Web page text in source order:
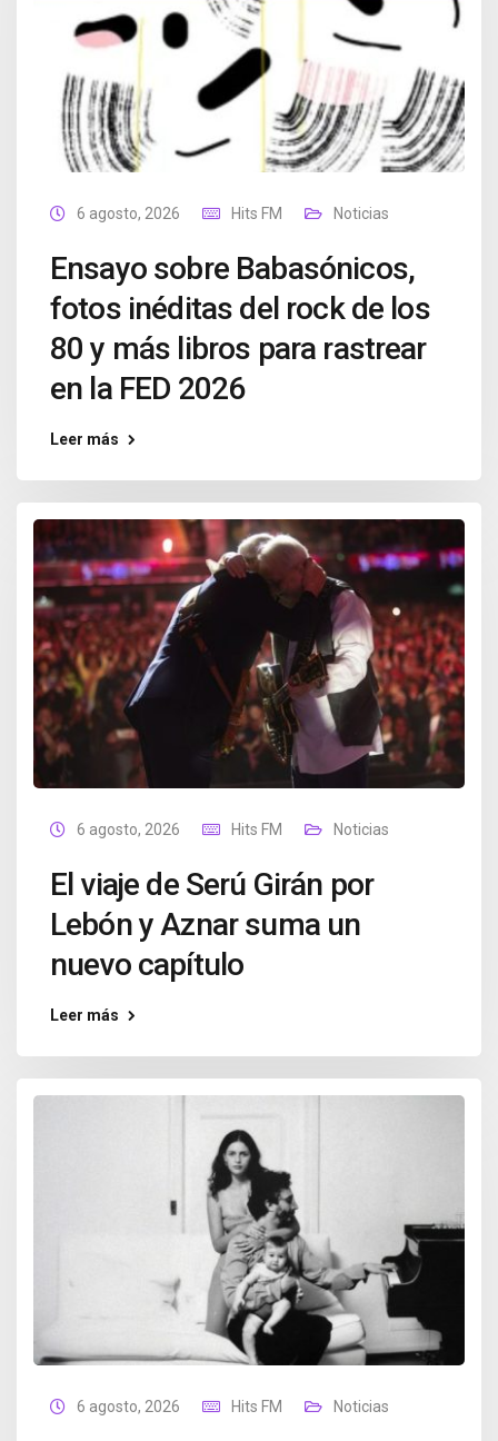
6 agosto, 2026 Hits FM Noticias
Ensayo sobre Babasónicos,
fotos inéditas del rock de los
80 y más libros para rastrear
en la FED 2026
Leer más
6 agosto, 2026 Hits FM Noticias
El viaje de Serú Girán por
Lebón y Aznar suma un
nuevo capítulo
Leer más
6 agosto, 2026 Hits FM Noticias